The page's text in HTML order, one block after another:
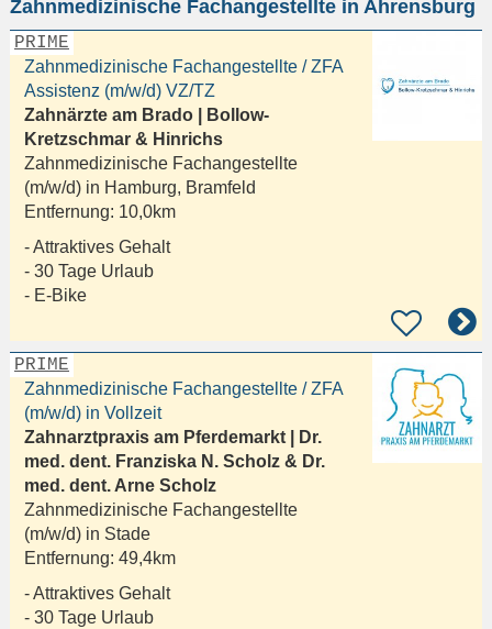
eingeben
Zahnmedizinische Fachangestellte in Ahrensburg
PRIME
Zahnmedizinische Fachangestellte / ZFA
Assistenz (m/w/d) VZ/TZ
Zahnärzte am Brado | Bollow-
Kretzschmar & Hinrichs
Zahnmedizinische Fachangestellte
(m/w/d) in Hamburg, Bramfeld
Entfernung: 10,0km
- Attraktives Gehalt
- 30 Tage Urlaub
- E-Bike
PRIME
Zahnmedizinische Fachangestellte / ZFA
(m/w/d) in Vollzeit
Zahnarztpraxis am Pferdemarkt | Dr.
med. dent. Franziska N. Scholz & Dr.
med. dent. Arne Scholz
Zahnmedizinische Fachangestellte
(m/w/d) in Stade
Entfernung: 49,4km
- Attraktives Gehalt
- 30 Tage Urlaub